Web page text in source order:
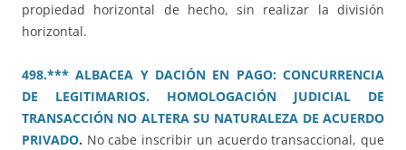
propiedad horizontal de hecho, sin realizar la división
horizontal.
498.*** ALBACEA Y DACIÓN EN PAGO: CONCURRENCIA
DE LEGITIMARIOS. HOMOLOGACIÓN JUDICIAL DE
TRANSACCIÓN NO ALTERA SU NATURALEZA DE ACUERDO
PRIVADO. No cabe inscribir un acuerdo transaccional, que